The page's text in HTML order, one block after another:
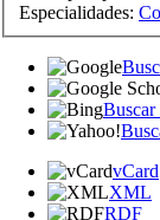
Especialidades:
vCard
XML
RDF